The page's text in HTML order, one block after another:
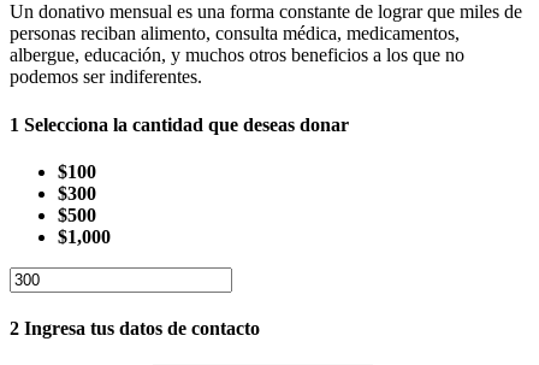
Un donativo mensual es una forma constante de lograr que miles de
personas reciban alimento, consulta médica, medicamentos,
albergue, educación, y muchos otros beneficios a los que no
podemos ser indiferentes.
1 Selecciona la cantidad que deseas donar
$100
$300
$500
$1,000
2 Ingresa tus datos de contacto